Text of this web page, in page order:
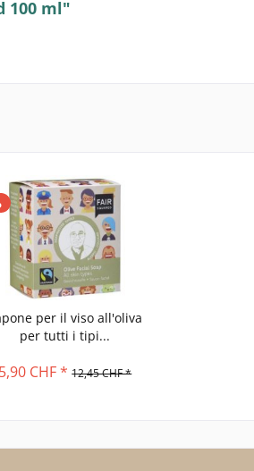
100 ml"
per il viso all'oliva
per tutti i tipi...
5,90 CHF * 12,45 CHF *